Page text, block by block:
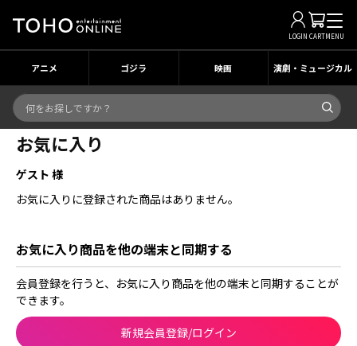
LOGIN CARTMENU
アニメ ゴジラ 映画 演劇・ミュージカル
お気に入り
ゲスト 様
お気に入りに登録された商品はありません。
お気に入り商品を他の端末と同期する
会員登録を行うと、お気に入り商品を他の端末と同期することが
できます。
新規会員登録/ログイン